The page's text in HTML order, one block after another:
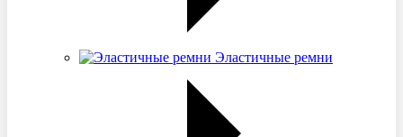
Эластичные ремни